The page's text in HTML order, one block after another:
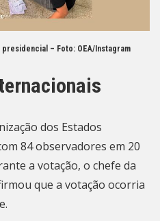
presidencial – Foto: OEA/Instagram
dos Estados
84 observadores em 20
a votação, o chefe da
que a votação ocorria